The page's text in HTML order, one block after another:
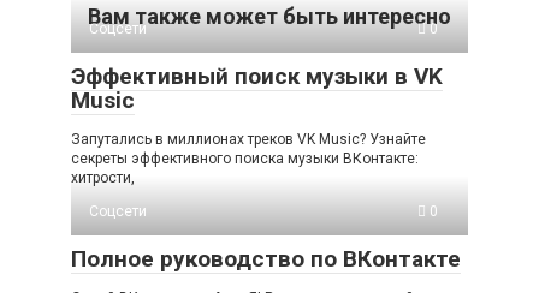
Вам также может быть интересно
Соцсети 0
Эффективный поиск музыки в VK
Music
Запутались в миллионах треков VK Music? Узнайте
секреты эффективного поиска музыки ВКонтакте:
хитрости,
Соцсети
0
Полное руководство по ВКонтакте